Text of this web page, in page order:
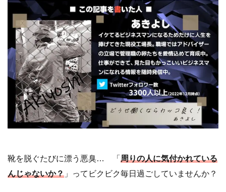
靴を脱ぐたびに漂う悪臭… 「 周りの人に気付かれている
んじゃないか？ 」ってビクビク毎日過ごしていませんか？